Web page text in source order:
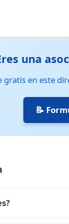
una
gratis en este
📝